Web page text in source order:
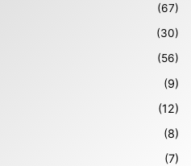
(67)
(30)
(56)
(9)
(12)
(8)
(7)